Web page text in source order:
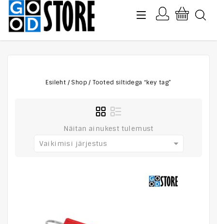
Esileht / Shop /Tooted siltidega “key tag”
Näitan ainukest tulemust
Vaikimisi järjestus